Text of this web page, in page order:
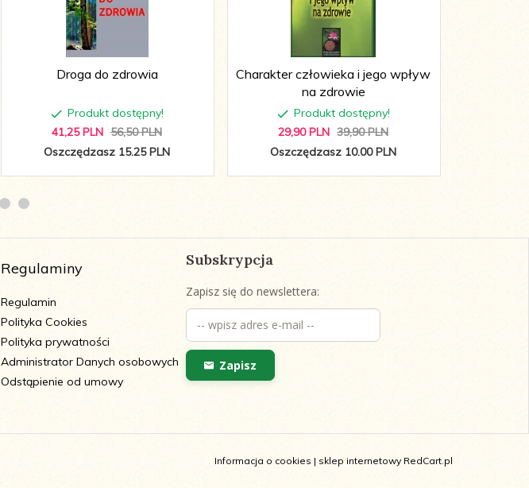
Droga do zdrowia
Produkt dostępny!
41,25 PLN 56,50 PLN
Oszczędzasz 15.25 PLN
Charakter człowieka i jego wpływ
na zdrowie
Produkt dostępny!
29,90 PLN 39,90 PLN
Oszczędzasz 10.00 PLN
Regulaminy
Regulamin
Polityka Cookies
Polityka prywatności
Administrator Danych osobowych
Odstąpienie od umowy
Subskrypcja
Zapisz się do newslettera:
Zapisz
Informacja o cookies | sklep internetowyRedCart.pl